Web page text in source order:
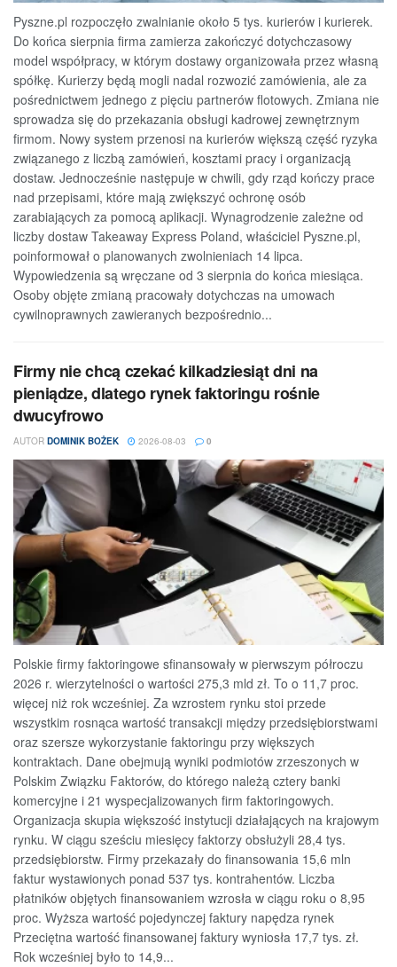
Pyszne.pl rozpoczęło zwalnianie około 5 tys. kurierów i kurierek.
Do końca sierpnia firma zamierza zakończyć dotychczasowy
model współpracy, w którym dostawy organizowała przez własną
spółkę. Kurierzy będą mogli nadal rozwozić zamówienia, ale za
pośrednictwem jednego z pięciu partnerów flotowych. Zmiana nie
sprowadza się do przekazania obsługi kadrowej zewnętrznym
firmom. Nowy system przenosi na kurierów większą część ryzyka
związanego z liczbą zamówień, kosztami pracy i organizacją
dostaw. Jednocześnie następuje w chwili, gdy rząd kończy prace
nad przepisami, które mają zwiększyć ochronę osób
zarabiających za pomocą aplikacji. Wynagrodzenie zależne od
liczby dostaw Takeaway Express Poland, właściciel Pyszne.pl,
poinformował o planowanych zwolnieniach 14 lipca.
Wypowiedzenia są wręczane od 3 sierpnia do końca miesiąca.
Osoby objęte zmianą pracowały dotychczas na umowach
cywilnoprawnych zawieranych bezpośrednio...
Firmy nie chcą czekać kilkadziesiąt dni na
pieniądze, dlatego rynek faktoringu rośnie
dwucyfrowo
AUTOR DOMINIK BOŻEK 2026-08-03 0
Polskie firmy faktoringowe sfinansowały w pierwszym półroczu
2026 r. wierzytelności o wartości 275,3 mld zł. To o 11,7 proc.
więcej niż rok wcześniej. Za wzrostem rynku stoi przede
wszystkim rosnąca wartość transakcji między przedsiębiorstwami
oraz szersze wykorzystanie faktoringu przy większych
kontraktach. Dane obejmują wyniki podmiotów zrzeszonych w
Polskim Związku Faktorów, do którego należą cztery banki
komercyjne i 21 wyspecjalizowanych firm faktoringowych.
Organizacja skupia większość instytucji działających na krajowym
rynku. W ciągu sześciu miesięcy faktorzy obsłużyli 28,4 tys.
przedsiębiorstw. Firmy przekazały do finansowania 15,6 mln
faktur wystawionych ponad 537 tys. kontrahentów. Liczba
płatników objętych finansowaniem wzrosła w ciągu roku o 8,95
proc. Wyższa wartość pojedynczej faktury napędza rynek
Przeciętna wartość finansowanej faktury wyniosła 17,7 tys. zł.
Rok wcześniej było to 14,9...